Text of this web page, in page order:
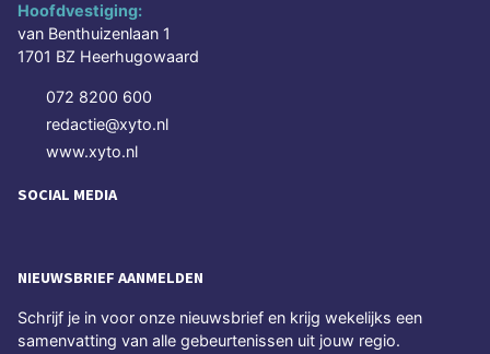
Hoofdvestiging:
van Benthuizenlaan 1
1701 BZ Heerhugowaard
072 8200 600
redactie@xyto.nl
www.xyto.nl
SOCIAL MEDIA
NIEUWSBRIEF AANMELDEN
Schrijf je in voor onze nieuwsbrief en krijg wekelijks een
samenvatting van alle gebeurtenissen uit jouw regio.